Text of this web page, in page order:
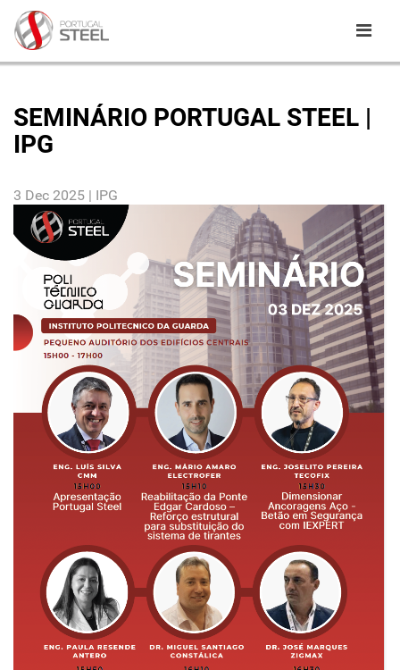
SEMINÁRIO PORTUGAL STEEL |
IPG
3 Dec 2025 | IPG